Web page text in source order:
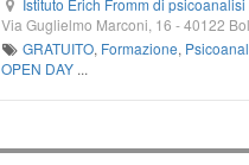
Istituto Erich Fromm di
Via Guglielmo Marconi, 16 -40122
GRATUITO, Formazione,
OPEN DAY ...